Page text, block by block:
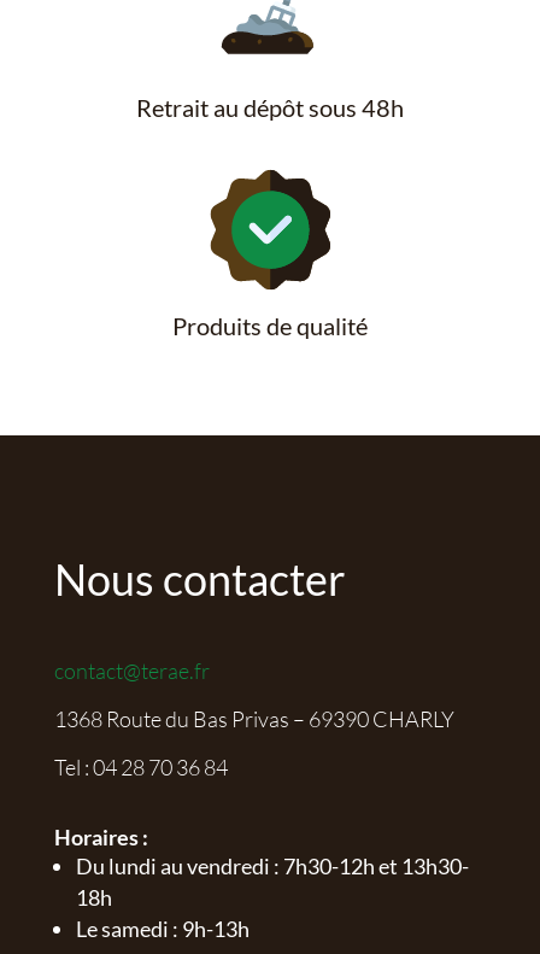
Retrait au dépôt sous 48h
Produits de qualité
Nous contacter
contact@terae.fr
1368 Route du Bas Privas – 69390 CHARLY
Tel :04 28 70 36 84
Horaires :
Du lundi au vendredi : 7h30-12h et 13h30-
18h
Le samedi : 9h-13h